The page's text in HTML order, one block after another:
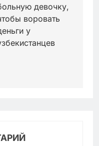
девочку,
воровать
у